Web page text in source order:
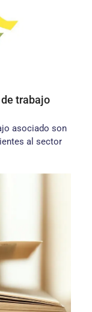
trabajo
asociado son
al sector